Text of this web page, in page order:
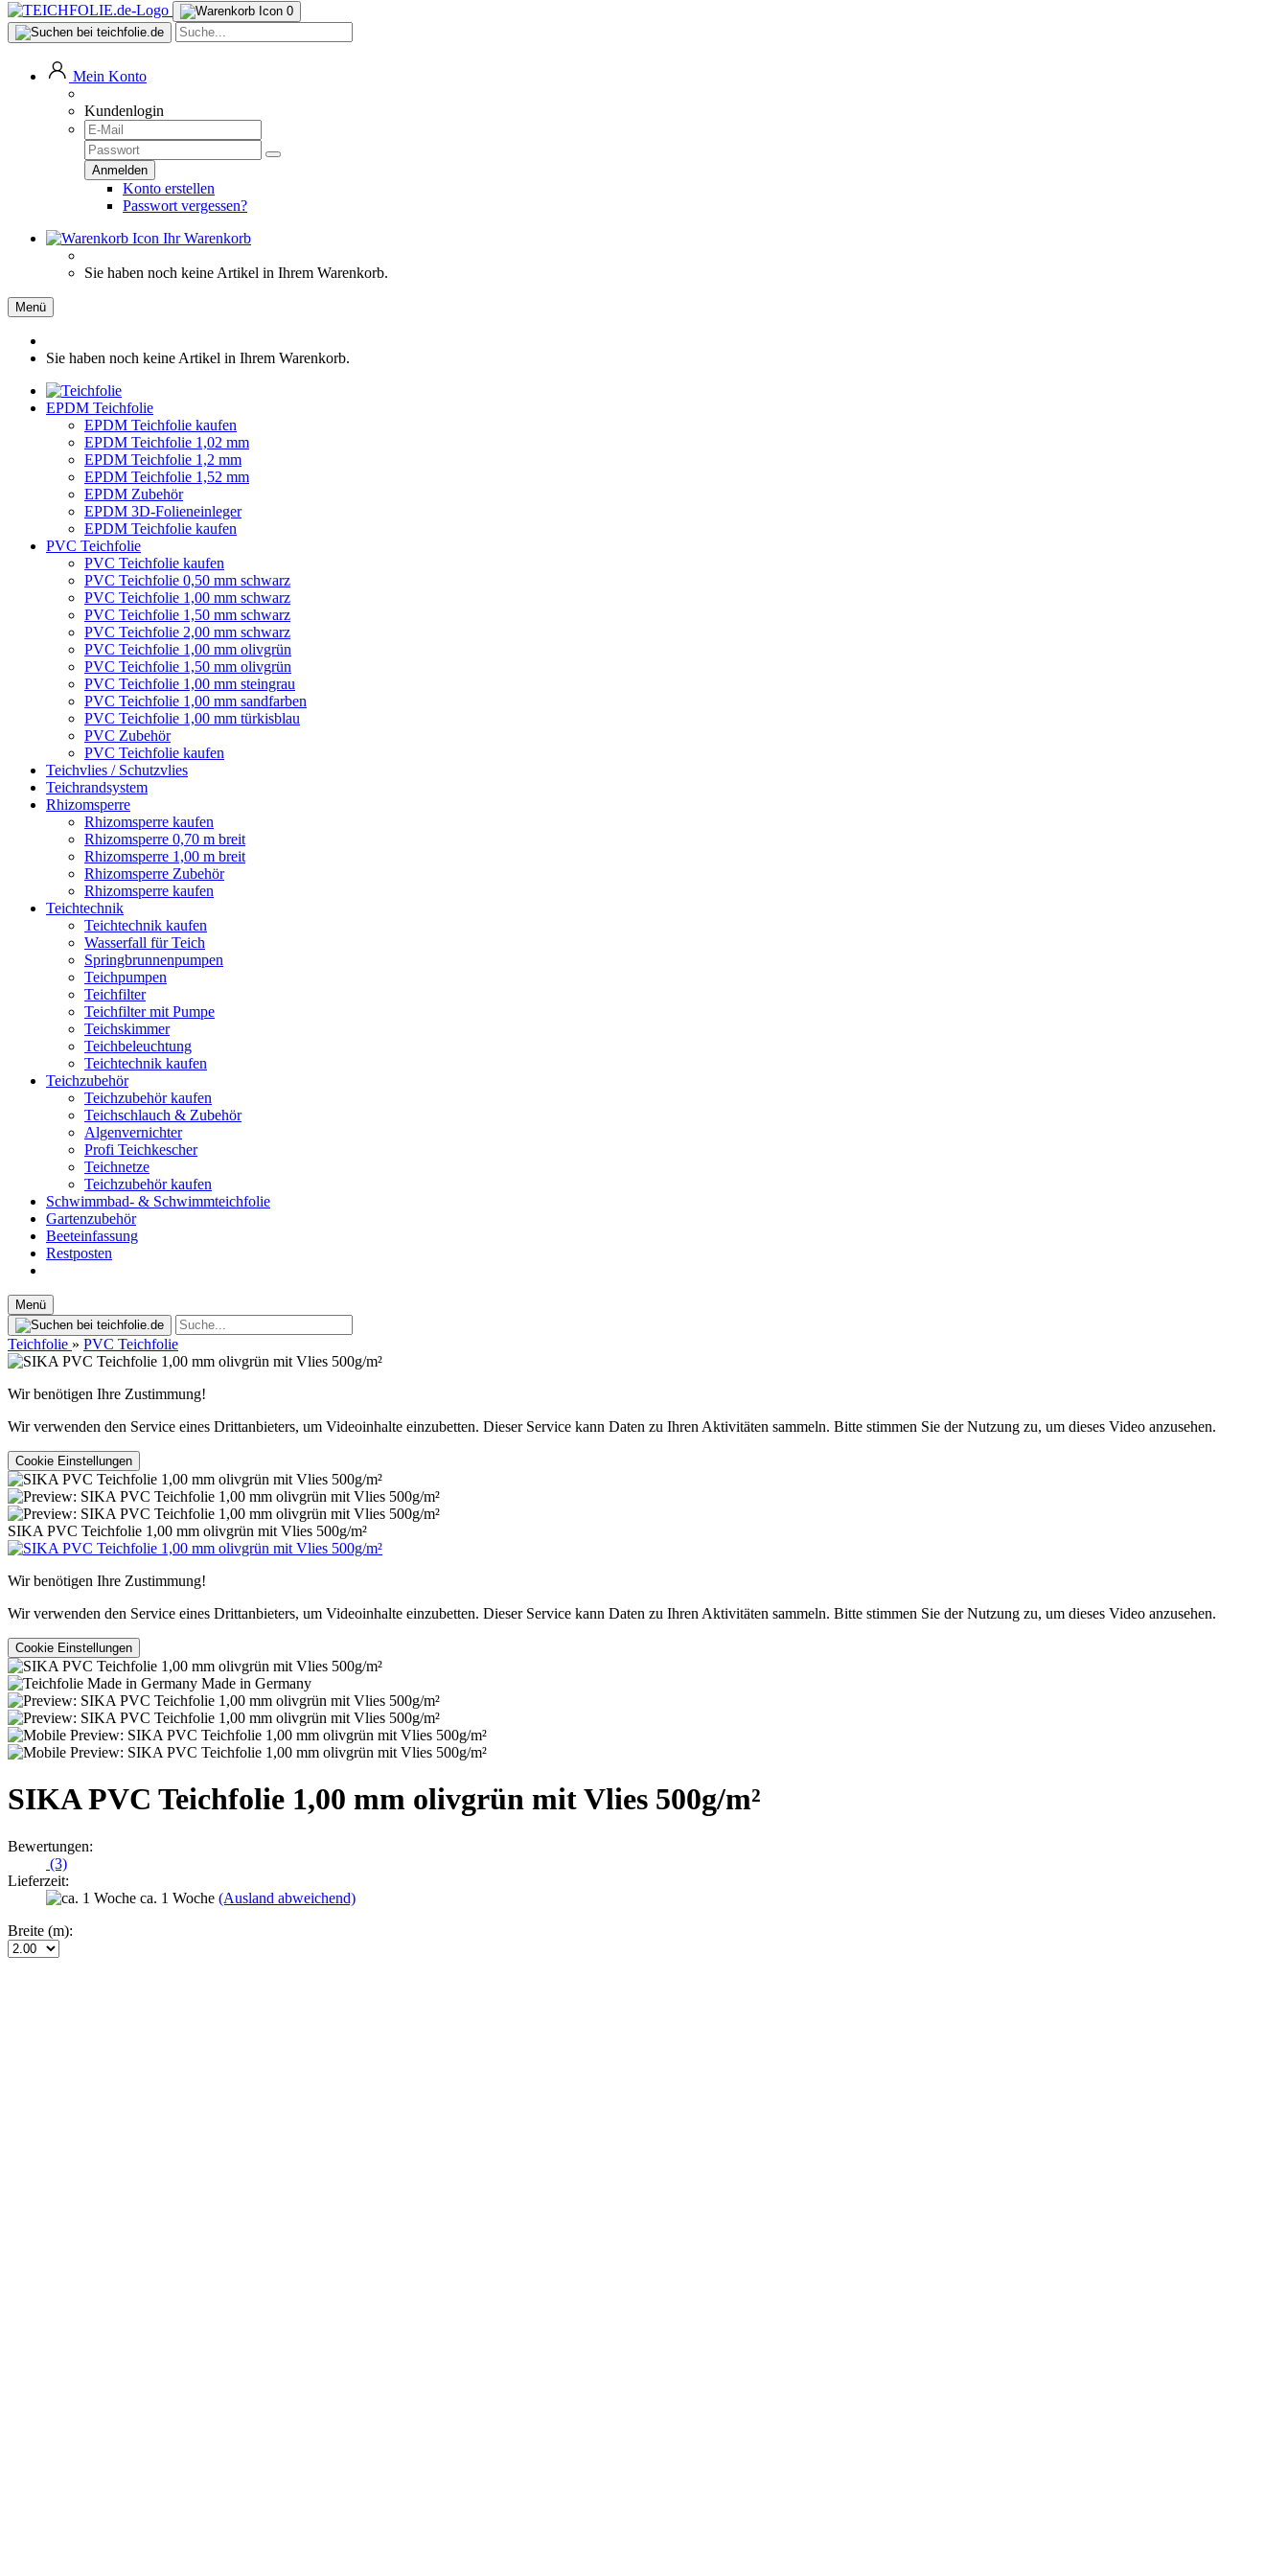
0
Mein Konto
Kundenlogin
Konto erstellen
Passwort vergessen?
Ihr Warenkorb
Sie haben noch keine Artikel in Ihrem Warenkorb.
Menü
Sie haben noch keine Artikel in Ihrem Warenkorb.
EPDM Teichfolie
EPDM Teichfolie kaufen
EPDM Teichfolie 1,02 mm
EPDM Teichfolie 1,2 mm
EPDM Teichfolie 1,52 mm
EPDM Zubehör
EPDM 3D-Folieneinleger
EPDM Teichfolie kaufen
PVC Teichfolie
PVC Teichfolie kaufen
PVC Teichfolie 0,50 mm schwarz
PVC Teichfolie 1,00 mm schwarz
PVC Teichfolie 1,50 mm schwarz
PVC Teichfolie 2,00 mm schwarz
PVC Teichfolie 1,00 mm olivgrün
PVC Teichfolie 1,50 mm olivgrün
PVC Teichfolie 1,00 mm steingrau
PVC Teichfolie 1,00 mm sandfarben
PVC Teichfolie 1,00 mm türkisblau
PVC Zubehör
PVC Teichfolie kaufen
Teichvlies / Schutzvlies
Teichrandsystem
Rhizomsperre
Rhizomsperre kaufen
Rhizomsperre 0,70 m breit
Rhizomsperre 1,00 m breit
Rhizomsperre Zubehör
Rhizomsperre kaufen
Teichtechnik
Teichtechnik kaufen
Wasserfall für Teich
Springbrunnenpumpen
Teichpumpen
Teichfilter
Teichfilter mit Pumpe
Teichskimmer
Teichbeleuchtung
Teichtechnik kaufen
Teichzubehör
Teichzubehör kaufen
Teichschlauch & Zubehör
Algenvernichter
Profi Teichkescher
Teichnetze
Teichzubehör kaufen
Schwimmbad- & Schwimmteichfolie
Gartenzubehör
Beeteinfassung
Restposten
Menü
Teichfolie » PVC Teichfolie
Wir benötigen Ihre Zustimmung!
Wir verwenden den Service eines Drittanbieters, um Videoinhalte einzubetten. Dieser Service kann Daten zu Ihren Aktivitäten sammeln. Bitte stimmen Sie der Nutzung zu, um dieses Video anzusehen.
Cookie Einstellungen
SIKA PVC Teichfolie 1,00 mm olivgrün mit Vlies 500g/m²
Wir benötigen Ihre Zustimmung!
Wir verwenden den Service eines Drittanbieters, um Videoinhalte einzubetten. Dieser Service kann Daten zu Ihren Aktivitäten sammeln. Bitte stimmen Sie der Nutzung zu, um dieses Video anzusehen.
Cookie Einstellungen
Made in Germany
SIKA PVC Teichfolie 1,00 mm olivgrün mit Vlies 500g/m²
Bewertungen:
(3)
Lieferzeit:
ca. 1 Woche (Ausland abweichend)
Breite (m):